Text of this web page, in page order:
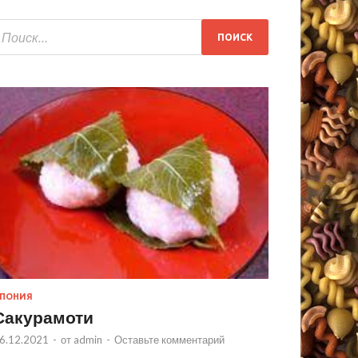
- от admin - Оставьте комментарий